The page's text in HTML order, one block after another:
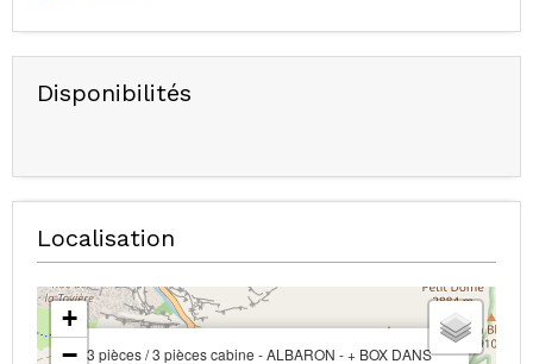
Disponibilités
Localisation
3 pièces / 3 pièces cabine - ALBARON - + BOX DANS
+
−